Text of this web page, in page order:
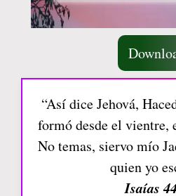
“Así dice Jehová,
formó desde el vientre,
No temas, siervo mío
quien yo
Isaías